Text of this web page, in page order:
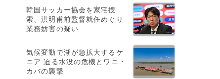
韓国サッカー協会を家宅捜
索、洪明甫前監督就任めぐり
業務妨害の疑い
気候変動で湖が急拡大するケ
ニア 迫る水没の危機とワニ・
カバの襲撃